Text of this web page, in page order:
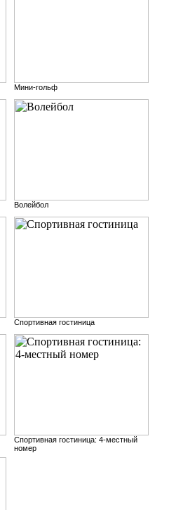
Мини-гольф
Волейбол
Спортивная гостиница
Спортивная гостиница: 4-местный
номер